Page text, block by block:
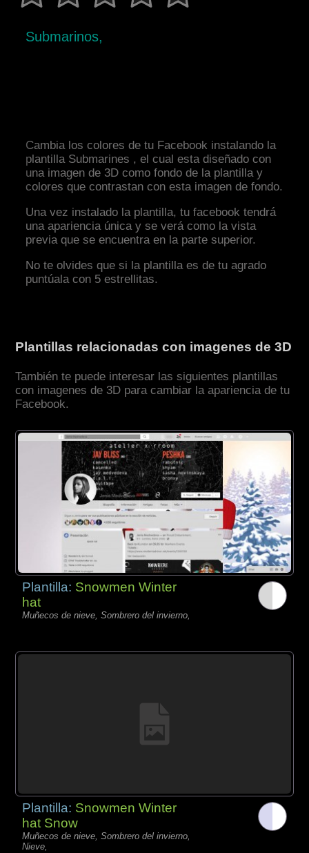
Submarinos,
Cambia los colores de tu Facebook instalando la
plantilla Submarines , el cual esta diseñado con
una imagen de 3D como fondo de la plantilla y
colores que contrastan con esta imagen de fondo.
Una vez instalado la plantilla, tu facebook tendrá
una apariencia única y se verá como la vista
previa que se encuentra en la parte superior.
No te olvides que si la plantilla es de tu agrado
puntúala con 5 estrellitas.
Plantillas relacionadas con imagenes de 3D
También te puede interesar las siguientes plantillas
con imagenes de 3D para cambiar la apariencia de tu
Facebook.
Plantilla: Snowmen Winter
hat
Muñecos de nieve, Sombrero del invierno,
Plantilla: Snowmen Winter
hat Snow
Muñecos de nieve, Sombrero del invierno,
Nieve,